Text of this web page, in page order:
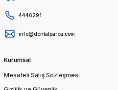
4446291
info@dentalparca.com
Kurumsal
Mesafeli Satış Sözleşmesi